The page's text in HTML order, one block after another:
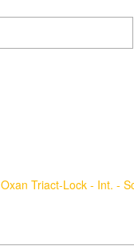
Oxan Triact-Lock - Int. -